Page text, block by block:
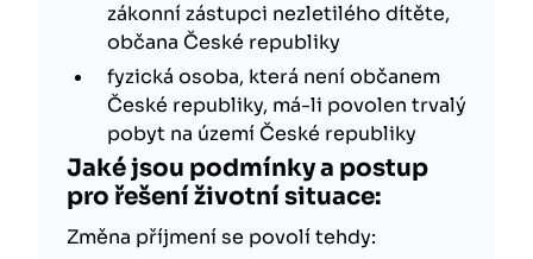
zákonní zástupci nezletilého dítěte,
občana České republiky
fyzická osoba, která není občanem
České republiky, má-li povolen trvalý
pobyt na území České republiky
Jaké jsou podmínky a postup
pro řešení životní situace:
Změna příjmení se povolí tehdy: